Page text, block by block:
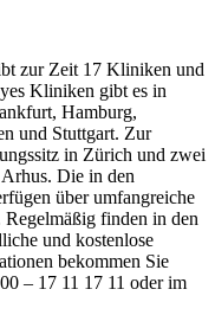
zur Zeit 17 Kliniken und
Kliniken gibt es in
Hamburg,
und Stuttgart. Zur
in Zürich und zwei
Die in den
über umfangreiche
finden in den
und kostenlose
bekommen Sie
– 17 11 17 11 oder im